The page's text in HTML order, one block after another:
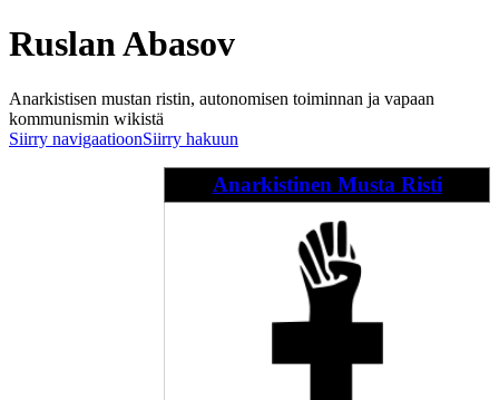
Ruslan Abasov
Anarkistisen mustan ristin, autonomisen toiminnan ja vapaan
kommunismin wikistä
Siirry navigaatioonSiirry hakuun
Anarkistinen Musta Risti